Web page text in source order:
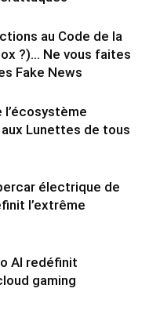
au Code de la
?)… Ne vous faites
Fake News
l’écosystème
aux Lunettes de tous
électrique de
l’extrême
AI redéfinit
gaming